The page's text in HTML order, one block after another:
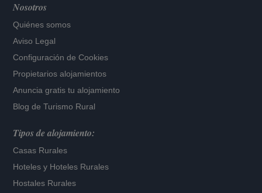
Nosotros
Quiénes somos
Aviso Legal
Configuración de Cookies
Propietarios alojamientos
Anuncia gratis tu alojamiento
Blog de Turismo Rural
Tipos de alojamiento:
Casas Rurales
Hoteles y Hoteles Rurales
Hostales Rurales